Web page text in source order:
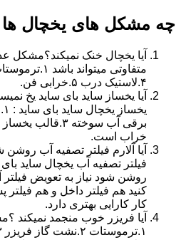
چه مشکل های یخچال ها
آیا یخچال خنک نمیکند؟مشکل
۴.لاستیک درب ۵.خرابی فن.
آیا یخساز ساید بای ساید یخ
خراب است.
آیا آلارم فیلتر تصفیه آب
فیلتر تصفیه آب یخچال ساید
روشن شود نیاز به تعویض فیلتر
کنید هم فیلتر داخل و هم
کار کارایی بهتری دارد.
آیا فریزر خوب منجمد نمیکند